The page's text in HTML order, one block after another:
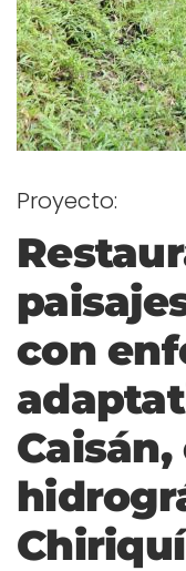
Proyecto:
con